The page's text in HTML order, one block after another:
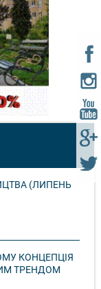
(ЛИПЕНЬ
КОНЦЕПЦІЯ
ТРЕНДОМ